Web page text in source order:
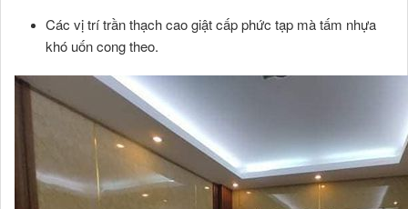
Các vị trí trần thạch cao giật cấp phức tạp mà tấm nhựa
khó uốn cong theo.